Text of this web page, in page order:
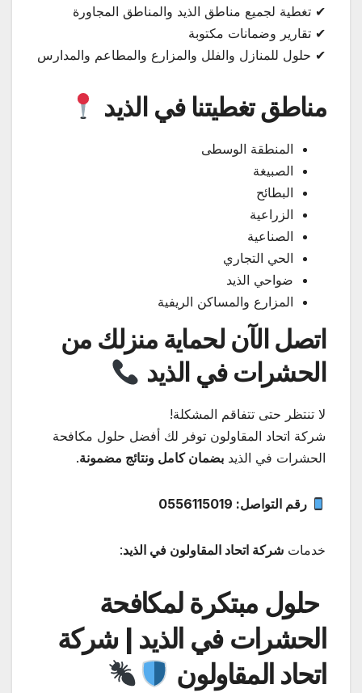
✔ تغطية لجميع مناطق الذيد والمناطق المجاورة
✔ تقارير وضمانات مكتوبة
✔ حلول للمنازل والفلل والمزارع والمطاعم والمدارس
مناطق تغطيتنا في الذيد
المنطقة الوسطى
الصبيغة
البطائح
الزراعية
الصناعية
الحي التجاري
ضواحي الذيد
المزارع والمساكن الريفية
اتصل الآن لحماية منزلك من
الحشرات في الذيد
لا تنتظر حتى تتفاقم المشكلة!
شركة اتحاد المقاولون توفر لك أفضل حلول مكافحة
الحشرات في الذيد بضمان كامل ونتائج مضمونة.
رقم التواصل: 0556115019
خدمات شركة اتحاد المقاولون في الذيد:
حلول مبتكرة لمكافحة
الحشرات في الذيد | شركة
اتحاد المقاولون